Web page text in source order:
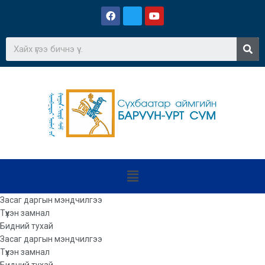
Засаг даргын мэндчилгээ
Түүхэн замнал
Бидний тухай
Засаг даргын мэндчилгээ
Түүхэн замнал